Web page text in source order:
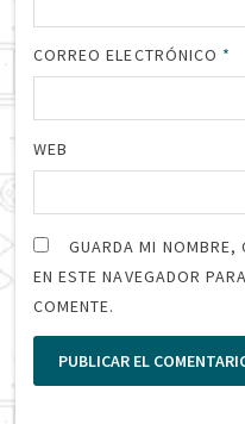
CORREO ELECTRÓNICO *
WEB
GUARDA MI NOMBRE,
EN ESTE NAVEGADOR
COMENTE.